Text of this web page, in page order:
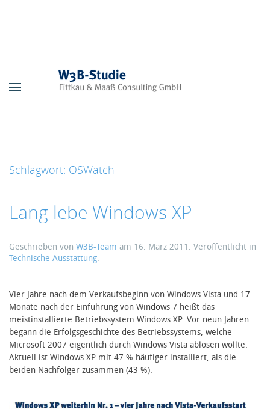
Schlagwort: OSWatch
Lang lebe Windows XP
Geschrieben von W3B-Team am 16. März 2011 . Veröffentlicht in
Technische Ausstattung.
Vier Jahre nach dem Verkaufsbeginn von Windows Vista und 17
Monate nach der Einführung von Windows 7 heißt das
meistinstallierte Betriebssystem Windows XP. Vor neun Jahren
begann die Erfolgsgeschichte des Betriebssystems, welche
Microsoft 2007 eigentlich durch Windows Vista ablösen wollte.
Aktuell ist Windows XP mit 47 % häufiger installiert, als die
beiden Nachfolger zusammen (43 %).